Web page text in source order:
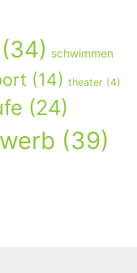
(34) schwimmen
(14) theater (4)
(24)
(39)